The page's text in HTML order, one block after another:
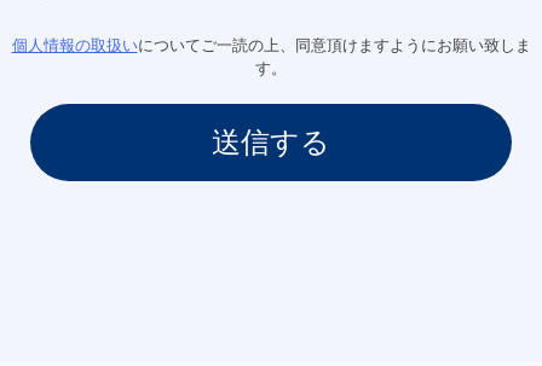
個人情報の取扱いについてご一読の上、同意頂けますようにお願い致しま
す。